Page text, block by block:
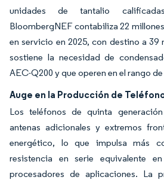
unidades de tantalio
BloombergNEF contabiliza 22
en servicio en 2025, con destino a 39
sostiene la necesidad de
AEC-Q200 y que operen en el rango de
Auge en la Producción de
Los teléfonos de quinta
antenas adicionales y extremos
energético, lo que impulsa más
resistencia en serie equivalente
procesadores de aplicaciones. La